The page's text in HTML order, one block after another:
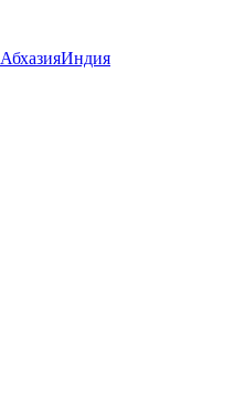
АбхазияИндия